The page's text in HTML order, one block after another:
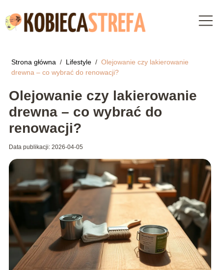
Strona główna / Lifestyle / Olejowanie czy lakierowanie
drewna – co wybrać do renowacji?
Olejowanie czy lakierowanie
drewna – co wybrać do
renowacji?
Data publikacji: 2026-04-05